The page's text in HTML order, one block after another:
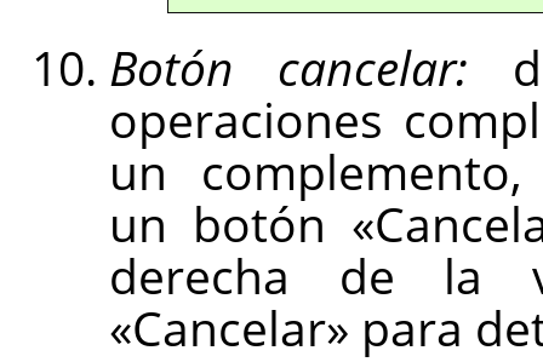
Botón cancelar:
operaciones
un
un botón
derecha de la
«Cancelar» para